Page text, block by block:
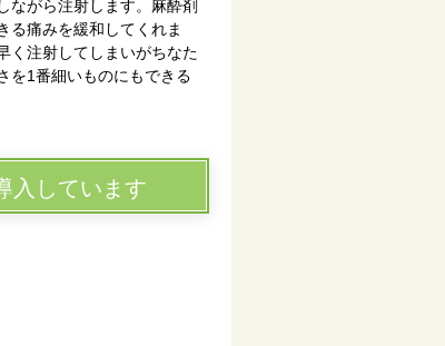
ながら注射します。麻酔剤
る痛みを緩和してくれま
く注射してしまいがちなた
を1番細いものにもできる
入しています